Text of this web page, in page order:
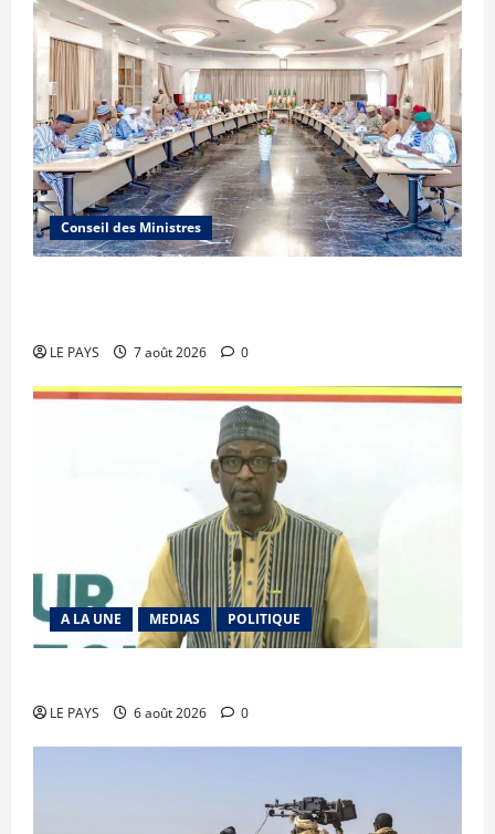
Conseil des Ministres
LE PAYS 7 août 2026 0
A LA UNE MEDIAS POLITIQUE
LE PAYS 6 août 2026 0